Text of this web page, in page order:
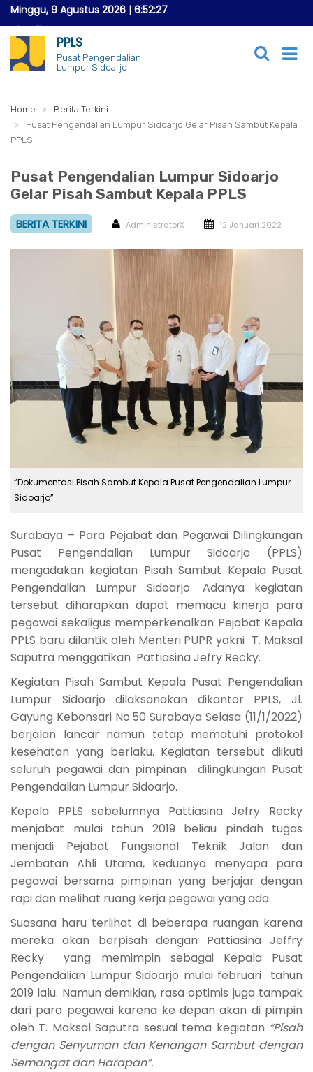
Minggu, 9 Agustus 2026 | 6:52:29
PPLS
Pusat Pengendalian
Lumpur Sidoarjo
Home
Berita Terkini
Pusat Pengendalian Lumpur Sidoarjo Gelar Pisah Sambut Kepala
PPLS
Pusat Pengendalian Lumpur Sidoarjo
Gelar Pisah Sambut Kepala PPLS
BERITA TERKINI AdministratorX 12 Januari 2022
“Dokumentasi Pisah Sambut Kepala Pusat Pengendalian Lumpur
Sidoarjo”
Surabaya – Para Pejabat dan Pegawai Dilingkungan
Pusat Pengendalian Lumpur Sidoarjo (PPLS)
mengadakan kegiatan Pisah Sambut Kepala Pusat
Pengendalian Lumpur Sidoarjo. Adanya kegiatan
tersebut diharapkan dapat memacu kinerja para
pegawai sekaligus memperkenalkan Pejabat Kepala
PPLS baru dilantik oleh Menteri PUPR yakni T. Maksal
Saputra menggatikan Pattiasina Jefry Recky.
Kegiatan Pisah Sambut Kepala Pusat Pengendalian
Lumpur Sidoarjo dilaksanakan dikantor PPLS, Jl.
Gayung Kebonsari No.50 Surabaya Selasa (11/1/2022)
berjalan lancar namun tetap mematuhi protokol
kesehatan yang berlaku. Kegiatan tersebut diikuti
seluruh pegawai dan pimpinan dilingkungan Pusat
Pengendalian Lumpur Sidoarjo.
Kepala PPLS sebelumnya Pattiasina Jefry Recky
menjabat mulai tahun 2019 beliau pindah tugas
menjadi Pejabat Fungsional Teknik Jalan dan
Jembatan Ahli Utama, keduanya menyapa para
pegawai bersama pimpinan yang berjajar dengan
rapi dan melihat ruang kerja pegawai yang ada.
Suasana haru terlihat di beberapa ruangan karena
mereka akan berpisah dengan Pattiasina Jeffry
Recky yang memimpin sebagai Kepala Pusat
Pengendalian Lumpur Sidoarjo mulai februari tahun
2019 lalu. Namun demikian, rasa optimis juga tampak
dari para pegawai karena ke depan akan di pimpin
oleh T. Maksal Saputra sesuai tema kegiatan “Pisah
dengan Senyuman dan Kenangan Sambut dengan
Semangat dan Harapan”.